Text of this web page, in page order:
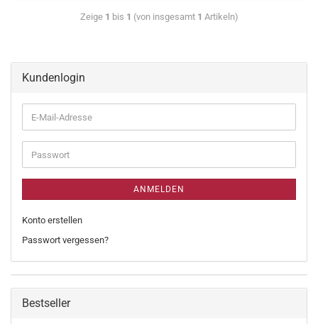
Zeige 1 bis 1 (von insgesamt 1 Artikeln)
Kundenlogin
ANMELDEN
Konto erstellen
Passwort vergessen?
Bestseller